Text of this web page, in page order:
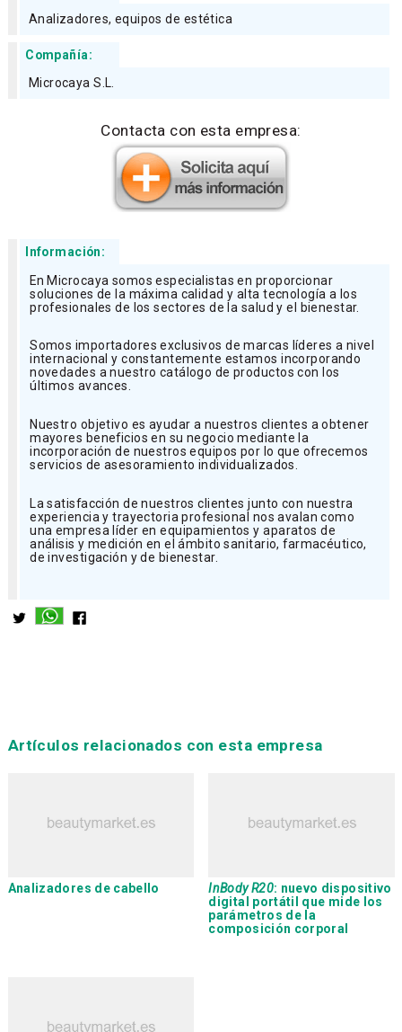
Analizadores, equipos de estética
Compañía:
Microcaya S.L.
Contacta con esta empresa:
Información:
En Microcaya somos especialistas en proporcionar
soluciones de la máxima calidad y alta tecnología a los
profesionales de los sectores de la salud y el bienestar.
Somos importadores exclusivos de marcas líderes a nivel
internacional y constantemente estamos incorporando
novedades a nuestro catálogo de productos con los
últimos avances.
Nuestro objetivo es ayudar a nuestros clientes a obtener
mayores beneficios en su negocio mediante la
incorporación de nuestros equipos por lo que ofrecemos
servicios de asesoramiento individualizados.
La satisfacción de nuestros clientes junto con nuestra
experiencia y trayectoria profesional nos avalan como
una empresa líder en equipamientos y aparatos de
análisis y medición en el ámbito sanitario, farmacéutico,
de investigación y de bienestar.
Artículos relacionados con esta empresa
Analizadores de cabello InBody R20: nuevo dispositivo
digital portátil que mide los
parámetros de la
composición corporal